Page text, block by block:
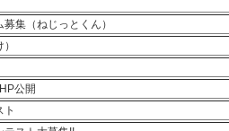
集（ねじっとくん）
公開